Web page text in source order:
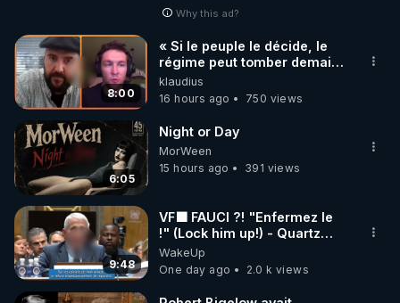
Why this ad?
8:00
« Si le peuple le décide, le
régime peut tomber demain !
»
klaudius
16 hours ago
750 views
6:05
Night or Day
MorWeen
15 hours ago
391 views
9:48
VF🟩 FAUCI ?! "Enfermez le
!" (Lock him up!) - Quartz
Traduction
WakeUp
One day ago
2.0 k views